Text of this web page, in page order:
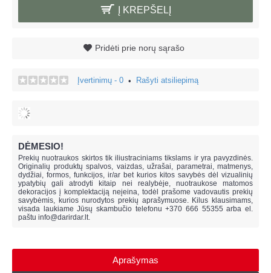
Į KREPŠELĮ
Pridėti prie norų sąrašo
Įvertinimų - 0 • Rašyti atsiliepimą
DĖMESIO!
Prekių nuotraukos skirtos tik iliustraciniams tikslams ir yra pavyzdinės.
Originalių produktų spalvos, vaizdas, užrašai, parametrai, matmenys,
dydžiai, formos, funkcijos, ir/ar bet kurios kitos savybės dėl vizualinių
ypatybių gali atrodyti kitaip nei realybėje, nuotraukose matomos
dekoracijos į komplektaciją neįeina, todėl prašome vadovautis prekių
savybėmis, kurios nurodytos prekių aprašymuose. Kilus klausimams,
visada laukiame Jūsų skambučio telefonu +370 666 55355 arba el.
paštu info@darirdar.lt.
Aprašymas